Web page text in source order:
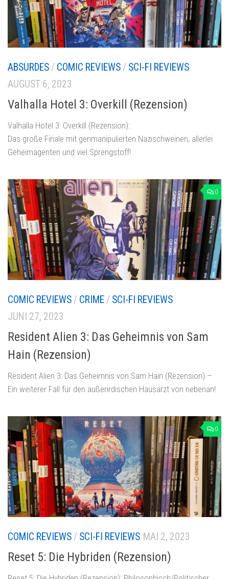
ABSURDES / COMIC REVIEWS / SCI-FI REVIEWS
AUGUST 6, 2023
Valhalla Hotel 3: Overkill (Rezension)
Valhalla Hotel 3: Overkill (Rezension):
Das große Finale mit genmanipulierten Nazischweinen, allerlei
Geheimagenten und viel Sprengstoff!
0
COMIC REVIEWS / CRIME / SCI-FI REVIEWS
JUNI 27, 2023
Resident Alien 3: Das Geheimnis von Sam
Hain (Rezension)
Resident Alien 3: Das Geheimnis von Sam Hain (Rezension) –
Ein weiterer Fall für den außerirdischen Hausarzt von nebenan!
0
COMIC REVIEWS / SCI-FI REVIEWS MAI 2, 2023
Reset 5: Die Hybriden (Rezension)